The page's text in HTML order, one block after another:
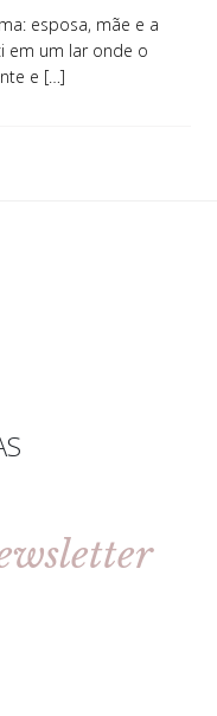
esposa, mãe e a
em um lar onde o
e […]